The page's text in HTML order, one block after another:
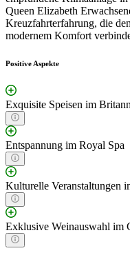
Queen Elizabeth
Kreuzfahrterfahrung, die
modernem Komfort
Positive Aspekte
Exquisite Speisen im
Entspannung im Royal Spa
Kulturelle Veranstaltungen
Exklusive Weinauswahl im